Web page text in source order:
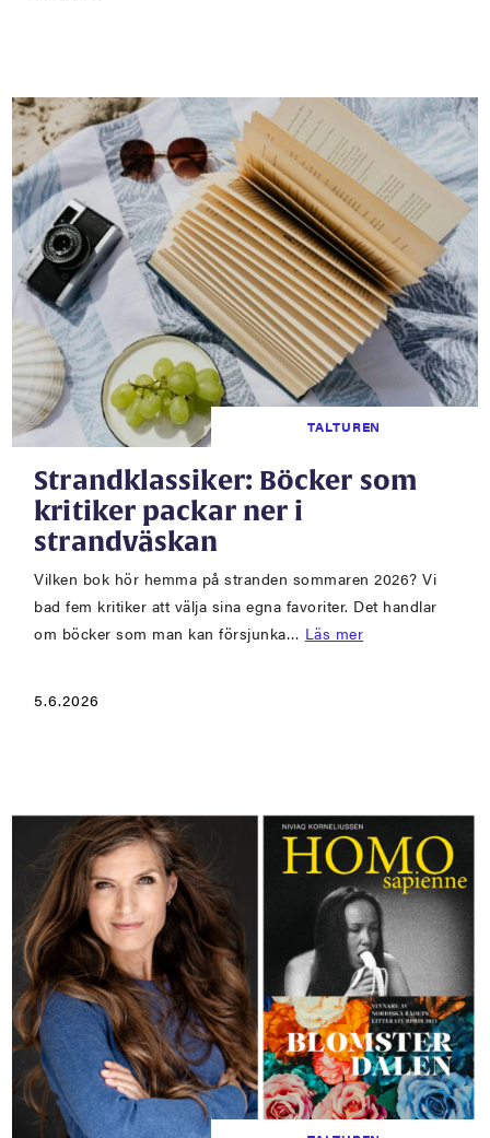
TALTUREN
Strandklassiker: Böcker som
kritiker packar ner i
strandväskan
Vilken bok hör hemma på stranden sommaren 2026? Vi
bad fem kritiker att välja sina egna favoriter. Det handlar
om böcker som man kan försjunka… Läs mer
5.6.2026